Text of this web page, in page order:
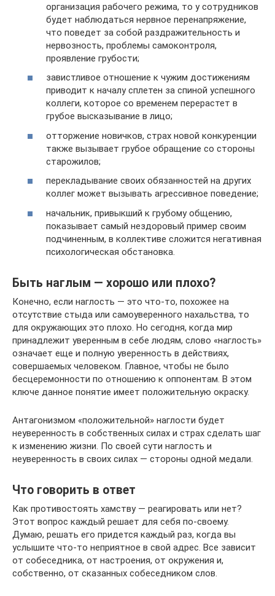
организация рабочего режима, то у сотрудников
будет наблюдаться нервное перенапряжение,
что поведет за собой раздражительность и
нервозность, проблемы самоконтроля,
проявление грубости;
завистливое отношение к чужим достижениям
приводит к началу сплетен за спиной успешного
коллеги, которое со временем перерастет в
грубое высказывание в лицо;
отторжение новичков, страх новой конкуренции
также вызывает грубое обращение со стороны
старожилов;
перекладывание своих обязанностей на других
коллег может вызывать агрессивное поведение;
начальник, привыкший к грубому общению,
показывает самый нездоровый пример своим
подчиненным, в коллективе сложится негативная
психологическая обстановка.
Быть наглым — хорошо или плохо?
Конечно, если наглость — это что-то, похожее на
отсутствие стыда или самоуверенного нахальства, то
для окружающих это плохо. Но сегодня, когда мир
принадлежит уверенным в себе людям, слово «наглость»
означает еще и полную уверенность в действиях,
совершаемых человеком. Главное, чтобы не было
бесцеремонности по отношению к оппонентам. В этом
ключе данное понятие имеет положительную окраску.
Антагонизмом «положительной» наглости будет
неуверенность в собственных силах и страх сделать шаг
к изменению жизни. По своей сути наглость и
неуверенность в своих силах — стороны одной медали.
Что говорить в ответ
Как противостоять хамству — реагировать или нет?
Этот вопрос каждый решает для себя по-своему.
Думаю, решать его придется каждый раз, когда вы
услышите что-то неприятное в свой адрес. Все зависит
от собеседника, от настроения, от окружения и,
собственно, от сказанных собеседником слов.